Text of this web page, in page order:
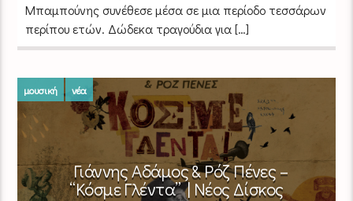
Μπαμπούνης συνέθεσε μέσα σε μια περίοδο τεσσάρων
περίπου ετών. Δώδεκα τραγούδια για […]
μουσική νέα
Γιάννης Αδάμος & Ρόζ Πένες –
“Κόσμε Γλέντα” | Νέος Δίσκος